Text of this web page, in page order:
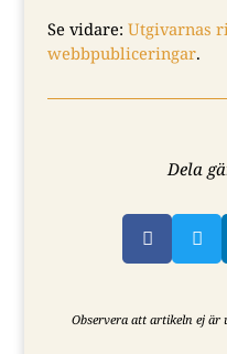
Se vidare: Utgivarnas
webbpubliceringar.
Dela
 
Observera att artikeln ej är